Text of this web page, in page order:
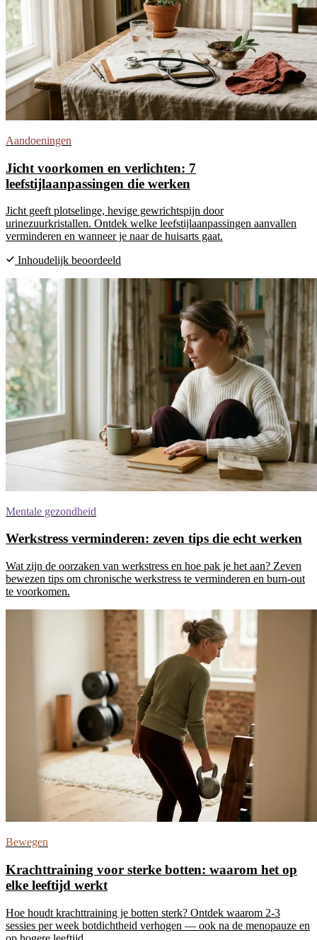
Aandoeningen
Jicht voorkomen en verlichten: 7
leefstijlaanpassingen die werken
Jicht geeft plotselinge, hevige gewrichtspijn door
urinezuurkristallen. Ontdek welke leefstijlaanpassingen aanvallen
verminderen en wanneer je naar de huisarts gaat.
Inhoudelijk beoordeeld
Mentale gezondheid
Werkstress verminderen: zeven tips die echt werken
Wat zijn de oorzaken van werkstress en hoe pak je het aan? Zeven
bewezen tips om chronische werkstress te verminderen en burn-out
te voorkomen.
Bewegen
Krachttraining voor sterke botten: waarom het op
elke leeftijd werkt
Hoe houdt krachttraining je botten sterk? Ontdek waarom 2-3
sessies per week botdichtheid verhogen — ook na de menopauze en